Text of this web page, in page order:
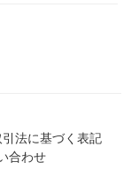
法に基づく表記
合わせ